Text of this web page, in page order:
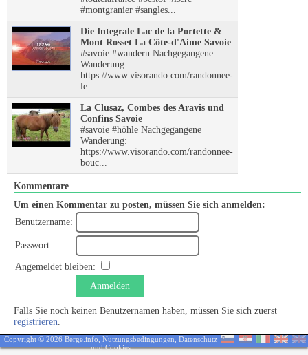
#montgranier #sangles...
Die Integrale Lac de la Portette &
Mont Rosset La Côte-d'Aime Savoie
#savoie #wandern Nachgegangene
Wanderung:
https://www.visorando.com/randonnee-
le...
La Clusaz, Combes des Aravis und
Confins Savoie
#savoie #höhle Nachgegangene
Wanderung:
https://www.visorando.com/randonnee-
bouc...
Kommentare
Um einen Kommentar zu posten, müssen Sie sich anmelden:
Benutzername:
Passwort:
Angemeldet bleiben:
Anmelden
Falls Sie noch keinen Benutzernamen haben, müssen Sie sich zuerst
registrieren.
Copyright © 2026 Berge.info, Nutzungsbedingungen Datenschutz
und Cookies